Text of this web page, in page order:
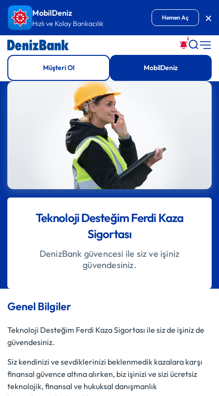
İçeriğe GitMobilDeniz
Hızlı ve Kolay Bankacılık
Hemen Aç
2
Müşteri Ol MobilDeniz
Teknoloji Desteğim Ferdi Kaza
Sigortası
DenizBank güvencesi ile siz ve işiniz
güvendesiniz.
Genel Bilgiler
Teknoloji Desteğim Ferdi Kaza Sigortası ile siz de işiniz de
güvendesiniz.
Siz kendinizi ve sevdiklerinizi beklenmedik kazalara karşı
finansal güvence altına alırken, biz işinizi ve sizi ücretsiz
teknolojik, finansal ve hukuksal danışmanlık